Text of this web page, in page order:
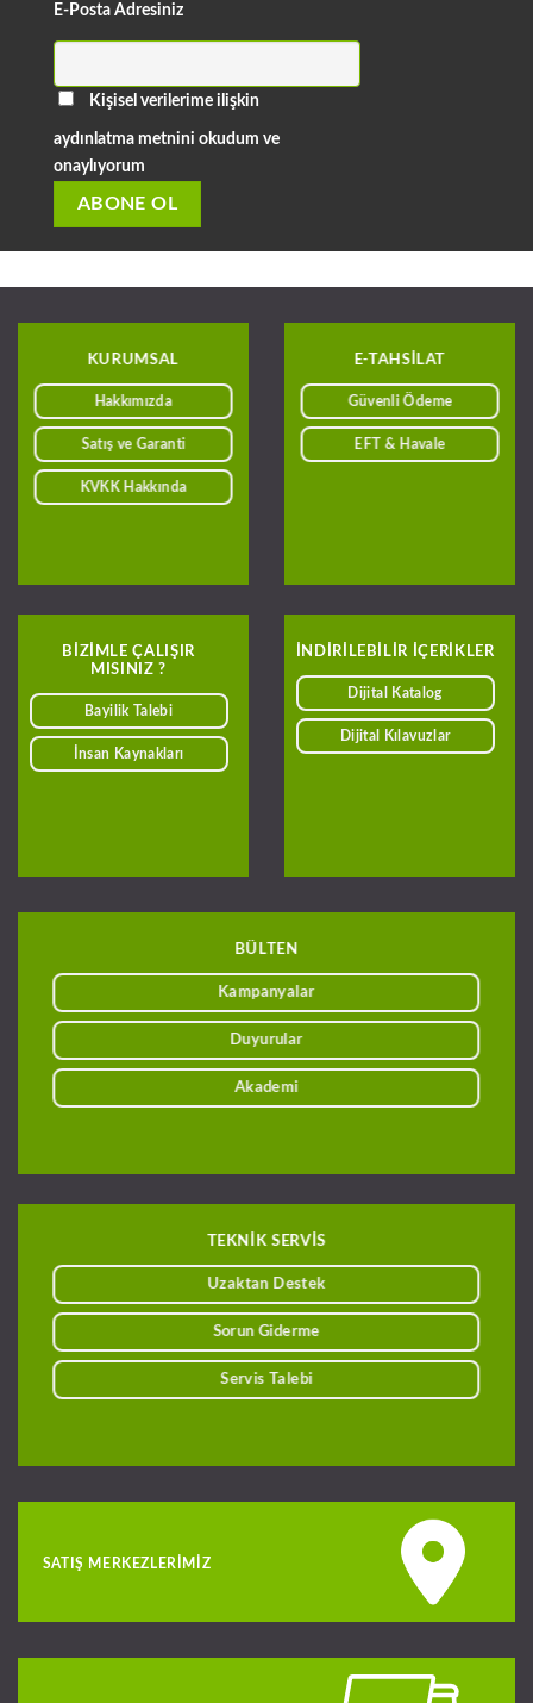
E-Posta Adresiniz
Kişisel verilerime ilişkin
aydınlatma metnini okudum ve
onaylıyorum
KURUMSAL
Hakkımızda
Satış ve Garanti
KVKK Hakkında
BIZIMLE ÇALIŞIR
MISINIZ ?
Bayilik Talebi
İnsan Kaynakları
E-TAHSILAT
Güvenli Ödeme
EFT & Havale
INDIRILEBILIR IÇERIKLER
Dijital Katalog
Dijital Kılavuzlar
BÜLTEN
Kampanyalar
Duyurular
Akademi
TEKNİK SERVİS
Uzaktan Destek
Sorun Giderme
Servis Talebi
SATIŞ MERKEZLERIMIZ